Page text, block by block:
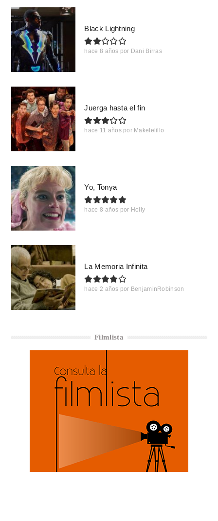
Black Lightning
hace 8 años por Dani Birras
Juerga hasta el fin
hace 11 años por Makelelillo
Yo, Tonya
hace 8 años por Holly
La Memoria Infinita
hace 2 años por BenjaminRobinson
Filmlista